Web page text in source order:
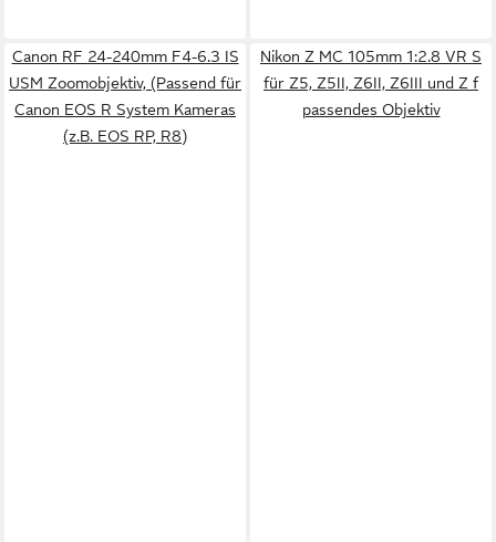
Canon RF 24-240mm F4-6.3 IS
USM Zoomobjektiv, (Passend für
Canon EOS R System Kameras
(z.B. EOS RP, R8)
Nikon Z MC 105mm 1:2.8 VR S
für Z5, Z5II, Z6II, Z6III und Z f
passendes Objektiv